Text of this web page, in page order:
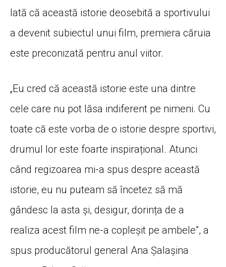
Iată că această istorie deosebită a sportivului
a devenit subiectul unui film, premiera căruia
este preconizată pentru anul viitor.
„Eu cred că această istorie este una dintre
cele care nu pot lăsa indiferent pe nimeni. Cu
toate că este vorba de o istorie despre sportivi,
drumul lor este foarte inspirațional. Atunci
când regizoarea mi-a spus despre această
istorie, eu nu puteam să încetez să mă
gândesc la asta și, desigur, dorința de a
realiza acest film ne-a copleșit pe ambele”, a
spus producătorul general Ana Șalașina